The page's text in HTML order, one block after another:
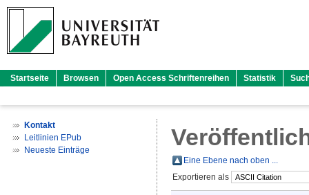
Startseite Browsen Open Access Schriftenreihen Statistik
Kontakt
Leitlinien EPub
Neueste Einträge
Eine Ebene nach oben ...
Exportieren als